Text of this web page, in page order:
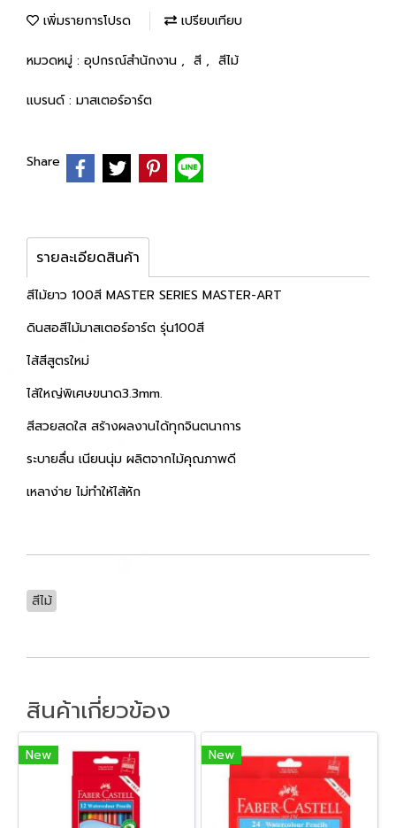
เพิ่มรายการโปรด เปรียบเทียบ
หมวดหมู่ : อุปกรณ์สำนักงาน , สี , สีไม้
แบรนด์ : มาสเตอร์อาร์ต
Share
รายละเอียดสินค้า
สีไม้ยาว 100สี MASTER SERIES MASTER-ART
ดินสอสีไม้มาสเตอร์อาร์ต รุ่น100สี
ไส้สีสูตรใหม่
ไส้ใหญ่พิเศษขนาด3.3mm.
สีสวยสดใส สร้างผลงานได้ทุกจินตนาการ
ระบายลื่น เนียนนุ่ม ผลิตจากไม้คุณภาพดี
เหลาง่าย ไม่ทำให้ไส้หัก
สีไม้
สินค้าเกี่ยวข้อง
New New